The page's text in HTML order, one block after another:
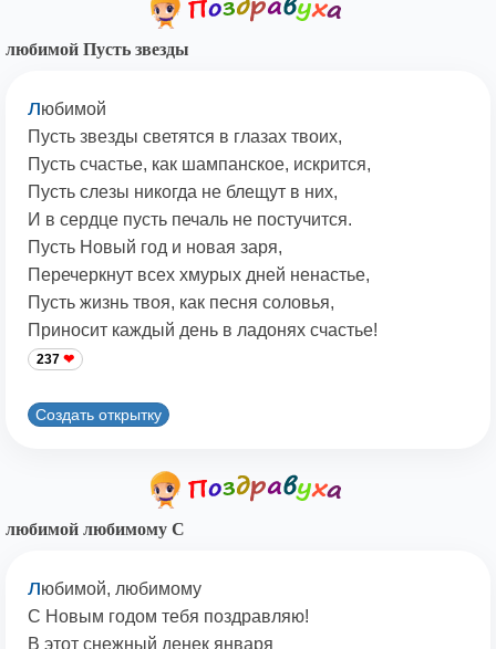
любимой Пусть звезды
любимой
Пусть звезды светятся в глазах твоих,
Пусть счастье, как шампанское, искрится,
Пусть слезы никогда не блещут в них,
И в сердце пусть печаль не постучится.
Пусть Новый год и новая заря,
Перечеркнут всех хмурых дней ненастье,
Пусть жизнь твоя, как песня соловья,
Приносит каждый день в ладонях счастье!
237
Создать открытку
любимой любимому С
любимой, любимому
С Новым годом тебя поздравляю!
В этот снежный денек января